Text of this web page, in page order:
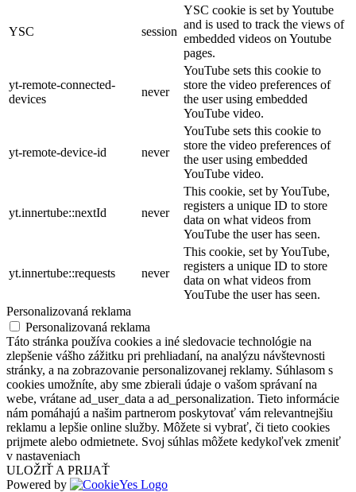
YSC session
YSC cookie is set by Youtube
and is used to track the views of
embedded videos on Youtube
pages.
yt-remote-connected-
devices
never
YouTube sets this cookie to
store the video preferences of
the user using embedded
YouTube video.
yt-remote-device-id never
YouTube sets this cookie to
store the video preferences of
the user using embedded
YouTube video.
yt.innertube::nextId never
This cookie, set by YouTube,
registers a unique ID to store
data on what videos from
YouTube the user has seen.
yt.innertube::requests never
This cookie, set by YouTube,
registers a unique ID to store
data on what videos from
YouTube the user has seen.
Personalizovaná reklama
Personalizovaná reklama
Táto stránka používa cookies a iné sledovacie technológie na
zlepšenie vášho zážitku pri prehliadaní, na analýzu návštevnosti
stránky, a na zobrazovanie personalizovanej reklamy. Súhlasom s
cookies umožníte, aby sme zbierali údaje o vašom správaní na
webe, vrátane ad_user_data a ad_personalization. Tieto informácie
nám pomáhajú a našim partnerom poskytovať vám relevantnejšiu
reklamu a lepšie online služby. Môžete si vybrať, či tieto cookies
prijmete alebo odmietnete. Svoj súhlas môžete kedykoľvek zmeniť
v nastaveniach
ULOŽIŤ A PRIJAŤ
Powered by